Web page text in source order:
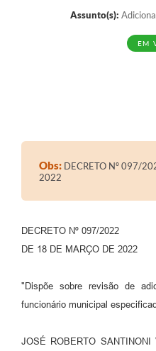
Assunto(s):
EM
Obs: DECRETO Nº 097/
2022
DECRETO Nº 097/2022
DE 18 DE MARÇO DE 2022
"Dispõe sobre revisão de
funcionário municipal
JOSÉ ROBERTO